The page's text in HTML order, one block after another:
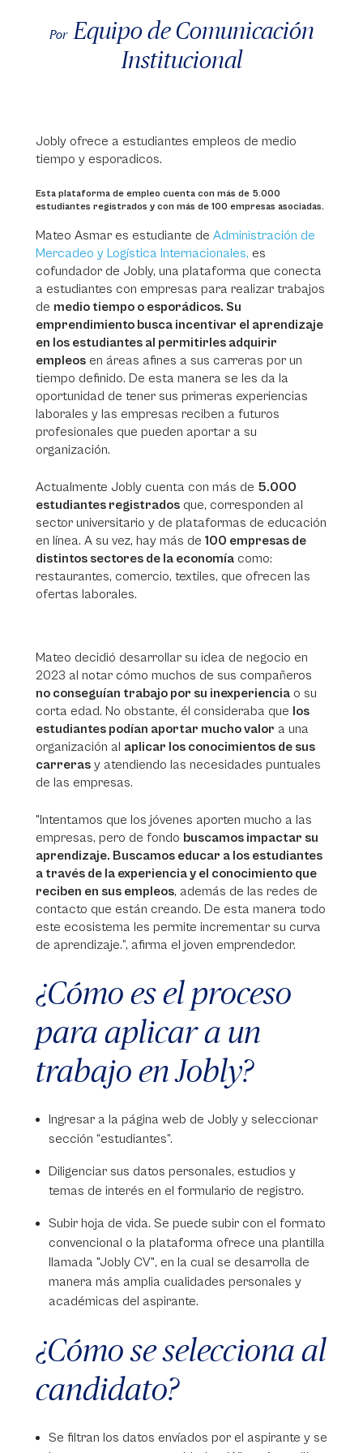
Por Equipo de Comunicación
Institucional
Jobly ofrece a estudiantes empleos de medio
tiempo y esporadicos.
Esta plataforma de empleo cuenta con más de 5.000
estudiantes registrados y con más de 100 empresas asociadas.
Mateo Asmar es estudiante de Administración de
Mercadeo y Logística Internacionales, es
cofundador de Jobly, una plataforma que conecta
a estudiantes con empresas para realizar trabajos
de medio tiempo o esporádicos. Su
emprendimiento busca incentivar el aprendizaje
en los estudiantes al permitirles adquirir
empleos en áreas afines a sus carreras por un
tiempo definido. De esta manera se les da la
oportunidad de tener sus primeras experiencias
laborales y las empresas reciben a futuros
profesionales que pueden aportar a su
organización.
Actualmente Jobly cuenta con más de 5.000
estudiantes registrados que, corresponden al
sector universitario y de plataformas de educación
en línea. A su vez, hay más de 100 empresas de
distintos sectores de la economía como:
restaurantes, comercio, textiles, que ofrecen las
ofertas laborales.
Mateo decidió desarrollar su idea de negocio en
2023 al notar cómo muchos de sus compañeros
no conseguían trabajo por su inexperiencia o su
corta edad. No obstante, él consideraba que los
estudiantes podían aportar mucho valor a una
organización al aplicar los conocimientos de sus
carreras y atendiendo las necesidades puntuales
de las empresas.
"Intentamos que los jóvenes aporten mucho a las
empresas, pero de fondo buscamos impactar su
aprendizaje. Buscamos educar a los estudiantes
a través de la experiencia y el conocimiento que
reciben en sus empleos, además de las redes de
contacto que están creando. De esta manera todo
este ecosistema les permite incrementar su curva
de aprendizaje.”, afirma el joven emprendedor.
¿Cómo es el proceso
para aplicar a un
trabajo en Jobly?
Ingresar a la página web de Jobly y seleccionar
sección “estudiantes”.
Diligenciar sus datos personales, estudios y
temas de interés en el formulario de registro.
Subir hoja de vida. Se puede subir con el formato
convencional o la plataforma ofrece una plantilla
llamada "Jobly CV", en la cual se desarrolla de
manera más amplia cualidades personales y
académicas del aspirante.
¿Cómo se selecciona al
candidato?
Se filtran los datos envíados por el aspirante y se